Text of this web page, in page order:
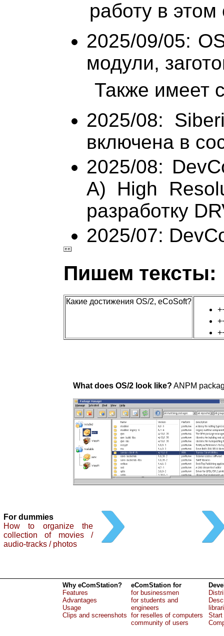
работу в
2025/09/05:
модули,
Также имеет
2025/08:
включена в
2025/08:
A) High
разработку
2025/07:
Пишем тексты:
Какие достижения OS/2, eCoSoft?
What does OS/2 look like? ANPM
For dummies
How to organize the
collection of movies /
audio-tracks / photos
Why eComStation?
Features
Advantages
Usage
Clips and screenshots
eComStation for
for businessmen
for students and
engineers
for reselles of computers
community of users
Start